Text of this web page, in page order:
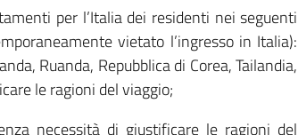
per l’Italia dei residenti nei seguenti
vietato l’ingresso in Italia):
Ruanda, Repubblica di Corea, Tailandia,
le ragioni del viaggio;
necessità di giustificare le ragioni del